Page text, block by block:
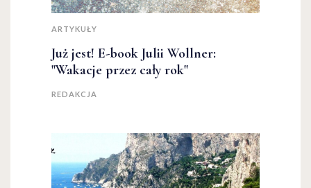
ARTYKUŁY
Już jest! E-book Julii Wollner:
"Wakacje przez cały rok"
REDAKCJA